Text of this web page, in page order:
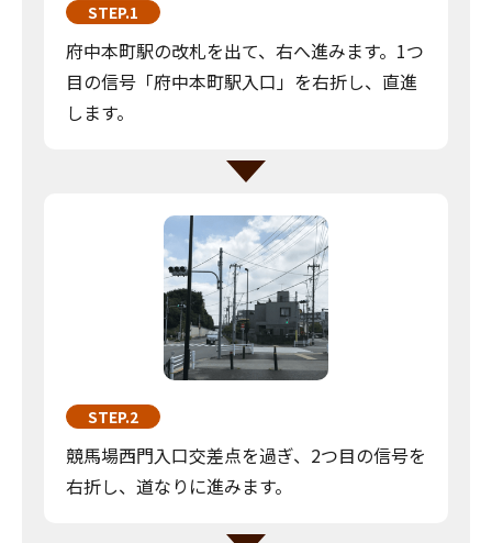
STEP.1
府中本町駅の改札を出て、右へ進みます。1つ
目の信号「府中本町駅入口」を右折し、直進
します。
STEP.2
競馬場西門入口交差点を過ぎ、2つ目の信号を
右折し、道なりに進みます。